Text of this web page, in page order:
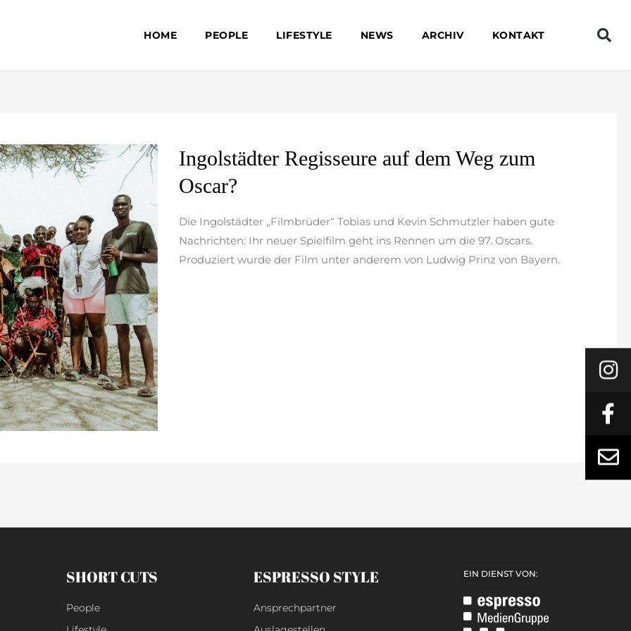
HOME PEOPLE LIFESTYLE NEWS ARCHIV KONTAKT
Ingolstädter Regisseure auf dem Weg zum
Oscar?
Die Ingolstädter „Filmbrüder“ Tobias und Kevin Schmutzler haben gute
Nachrichten: Ihr neuer Spielfilm geht ins Rennen um die 97. Oscars.
Produziert wurde der Film unter anderem von Ludwig Prinz von Bayern.
Ingolstädter
Regisseure
auf
Weg
zum
Oscar?
SHORT CUTS
People
ESPRESSO STYLE
Ansprechpartner
EIN DIENST VON: